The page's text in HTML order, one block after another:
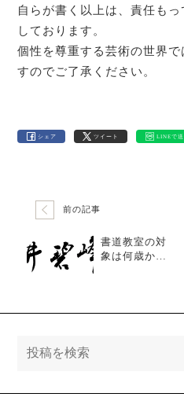
自らが書く以上は、責任も
しております。
個性を尊重する芸術の世界
すのでご了承ください。
シェア ツイート LINEで送
前の記事
書道教室の対
象は何歳から